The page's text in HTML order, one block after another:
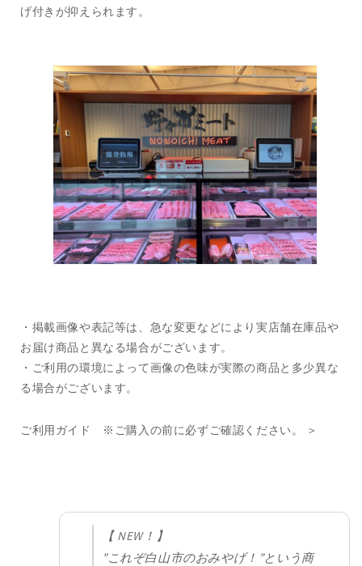
げ付きが抑えられます。
・掲載画像や表記等は、急な変更などにより実店舗在庫品や
お届け商品と異なる場合がございます。
・ご利用の環境によって画像の色味が実際の商品と多少異な
る場合がございます。
ご利用ガイド ※ご購入の前に必ずご確認ください。 ＞
【 NEW！】
”これぞ白山市のおみやげ！”という商